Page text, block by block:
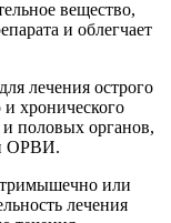
вещество,
и облегчает
лечения острого
и хронического
и половых органов,
ОРВИ.
или
лечения